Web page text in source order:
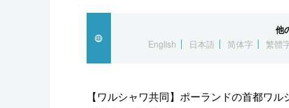
スポーツ・東京2020
他
English
日本語 简体字 繁體
【ワルシャワ共同】ポーランドの首都ワ